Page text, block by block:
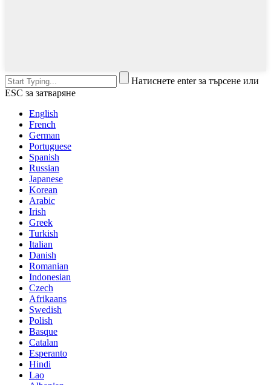
Натиснете enter за търсене или
ESC за затваряне
English
French
German
Portuguese
Spanish
Russian
Japanese
Korean
Arabic
Irish
Greek
Turkish
Italian
Danish
Romanian
Indonesian
Czech
Afrikaans
Swedish
Polish
Basque
Catalan
Esperanto
Hindi
Lao